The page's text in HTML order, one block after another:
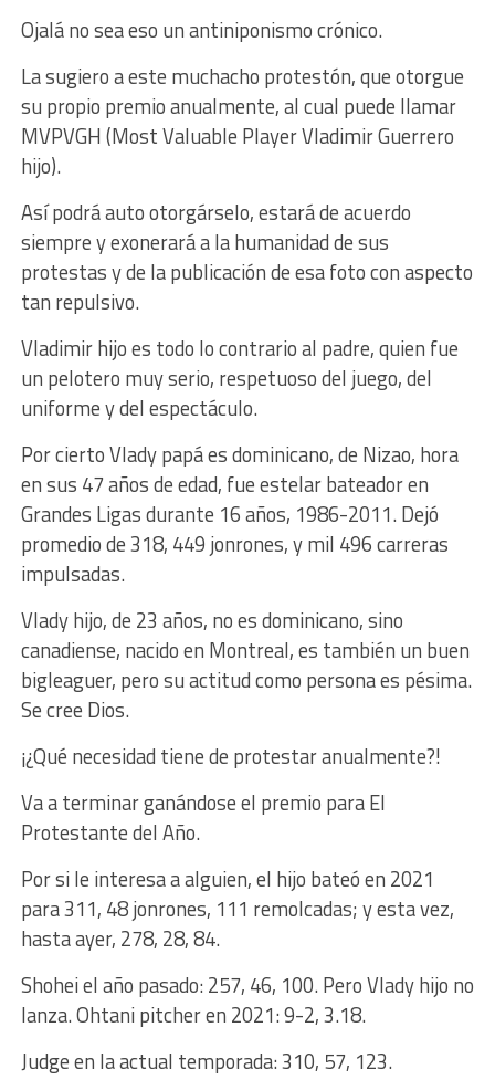
Ojalá no sea eso un antiniponismo crónico.
La sugiero a este muchacho protestón, que otorgue
su propio premio anualmente, al cual puede llamar
MVPVGH (Most Valuable Player Vladimir Guerrero
hijo).
Así podrá auto otorgárselo, estará de acuerdo
siempre y exonerará a la humanidad de sus
protestas y de la publicación de esa foto con aspecto
tan repulsivo.
Vladimir hijo es todo lo contrario al padre, quien fue
un pelotero muy serio, respetuoso del juego, del
uniforme y del espectáculo.
Por cierto Vlady papá es dominicano, de Nizao, hora
en sus 47 años de edad, fue estelar bateador en
Grandes Ligas durante 16 años, 1986-2011. Dejó
promedio de 318, 449 jonrones, y mil 496 carreras
impulsadas.
Vlady hijo, de 23 años, no es dominicano, sino
canadiense, nacido en Montreal, es también un buen
bigleaguer, pero su actitud como persona es pésima.
Se cree Dios.
¡¿Qué necesidad tiene de protestar anualmente?!
Va a terminar ganándose el premio para El
Protestante del Año.
Por si le interesa a alguien, el hijo bateó en 2021
para 311, 48 jonrones, 111 remolcadas; y esta vez,
hasta ayer, 278, 28, 84.
Shohei el año pasado: 257, 46, 100. Pero Vlady hijo no
lanza. Ohtani pitcher en 2021: 9-2, 3.18.
Judge en la actual temporada: 310, 57, 123.